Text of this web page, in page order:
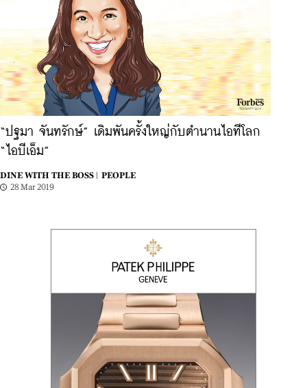
“ปฐมา จันทรักษ์” เดิมพันครั้งใหญ่กับตำนานไอทีโลก
“ไอบีเอ็ม”
DINE WITH THE BOSS |
PEOPLE
28 Mar 2019